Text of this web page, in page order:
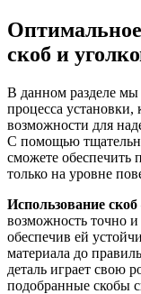
скоб и
В данном разделе
процесса
возможности для
С помощью
сможете обеспечить
только на уровне
Использование скоб
возможность точно
обеспечив ей
материала до
деталь играет свою
подобранные скобы